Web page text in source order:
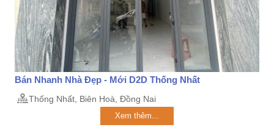
Bán Nhanh Nhà Đẹp - Mới D2D Thống Nhất
Thống Nhất, Biên Hoà, Đồng Nai
Xem thêm...